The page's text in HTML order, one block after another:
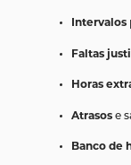
Intervalos
Faltas
Horas
Atrasos e
Banco de